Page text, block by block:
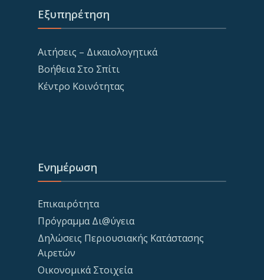
Εξυπηρέτηση
Αιτήσεις – Δικαιολογητικά
Βοήθεια Στο Σπίτι
Κέντρο Κοινότητας
Ενημέρωση
Επικαιρότητα
Πρόγραμμα Δι@ύγεια
Δηλώσεις Περιουσιακής Κατάστασης
Αιρετών
Οικονομικά Στοιχεία